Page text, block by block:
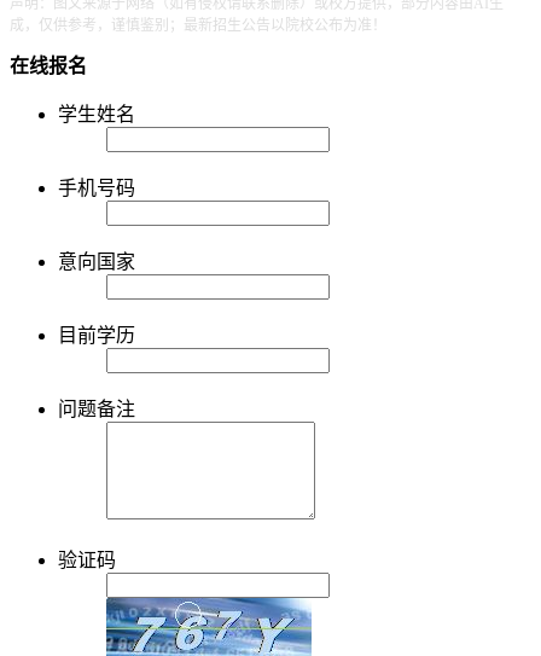
声明：图文来源于网络（如有侵权请联系删除）或校方提供，部分内容由AI生
成，仅供参考，谨慎鉴别；最新招生公告以院校公布为准！
在线报名
学生姓名
手机号码
意向国家
目前学历
问题备注
验证码